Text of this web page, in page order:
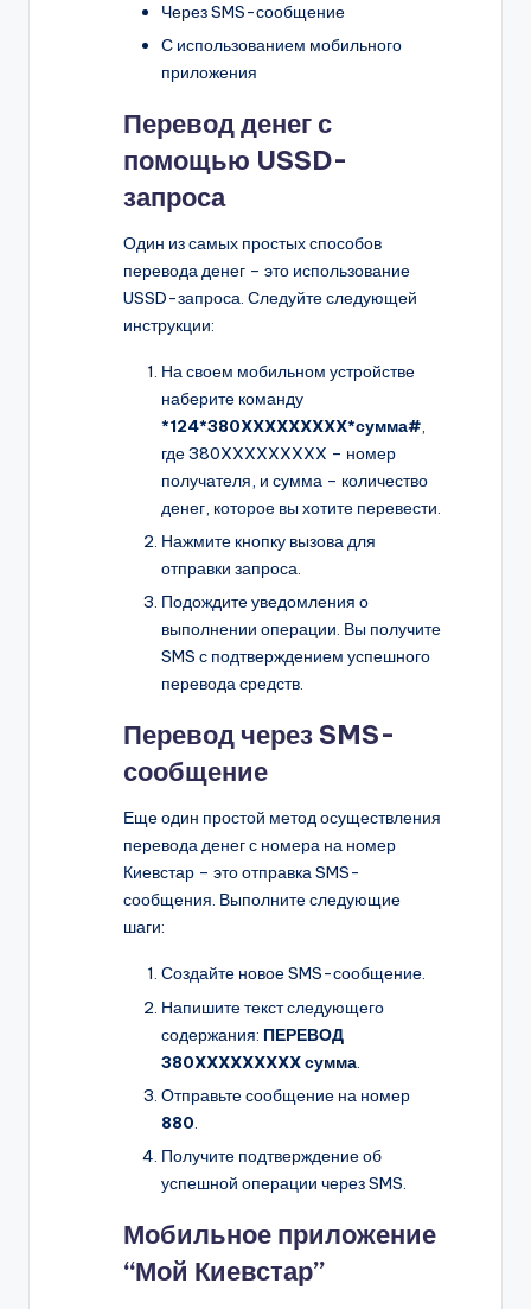
Через SMS-сообщение
С использованием мобильного
приложения
Перевод денег с
помощью USSD-
запроса
Один из самых простых способов
перевода денег – это использование
USSD-запроса. Следуйте следующей
инструкции:
На своем мобильном устройстве
наберите команду
*124*380XXXXXXXXX*сумма#,
где 380XXXXXXXXX – номер
получателя, и сумма – количество
денег, которое вы хотите перевести.
Нажмите кнопку вызова для
отправки запроса.
Подождите уведомления о
выполнении операции. Вы получите
SMS с подтверждением успешного
перевода средств.
Перевод через SMS-
сообщение
Еще один простой метод осуществления
перевода денег с номера на номер
Киевстар – это отправка SMS-
сообщения. Выполните следующие
шаги:
Создайте новое SMS-сообщение.
Напишите текст следующего
содержания: ПЕРЕВОД
380XXXXXXXXX сумма
Отправьте сообщение на номер
880.
Получите подтверждение об
успешной операции через SMS.
Мобильное приложение
“Мой Киевстар”